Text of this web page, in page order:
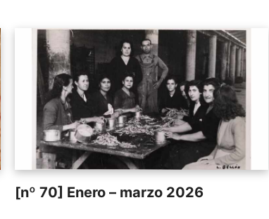
[nº 70] Enero – marzo 2026